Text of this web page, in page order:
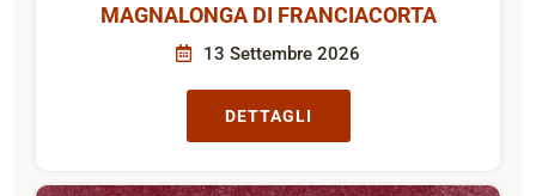
MAGNALONGA DI FRANCIACORTA
13 Settembre 2026
DETTAGLI